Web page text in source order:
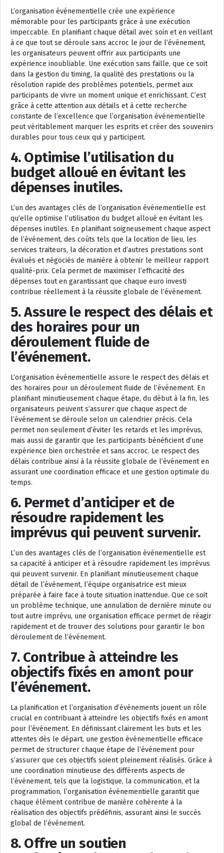
L’organisation événementielle crée une expérience
mémorable pour les participants grâce à une exécution
impeccable. En planifiant chaque détail avec soin et en veillant
à ce que tout se déroule sans accroc le jour de l’événement,
les organisateurs peuvent offrir aux participants une
expérience inoubliable. Une exécution sans faille, que ce soit
dans la gestion du timing, la qualité des prestations ou la
résolution rapide des problèmes potentiels, permet aux
participants de vivre un moment unique et enrichissant. C’est
grâce à cette attention aux détails et à cette recherche
constante de l’excellence que l’organisation événementielle
peut véritablement marquer les esprits et créer des souvenirs
durables pour tous ceux qui y participent.
4. Optimise l’utilisation du
budget alloué en évitant les
dépenses inutiles.
L’un des avantages clés de l’organisation événementielle est
qu’elle optimise l’utilisation du budget alloué en évitant les
dépenses inutiles. En planifiant soigneusement chaque aspect
de l’événement, des coûts tels que la location de lieu, les
services traiteurs, la décoration et d’autres prestations sont
évalués et négociés de manière à obtenir le meilleur rapport
qualité-prix. Cela permet de maximiser l’efficacité des
dépenses tout en garantissant que chaque euro investi
contribue réellement à la réussite globale de l’événement.
5. Assure le respect des délais et
des horaires pour un
déroulement fluide de
l’événement.
L’organisation événementielle assure le respect des délais et
des horaires pour un déroulement fluide de l’événement. En
planifiant minutieusement chaque étape, du début à la fin, les
organisateurs peuvent s’assurer que chaque aspect de
l’événement se déroule selon un calendrier précis. Cela
permet non seulement d’éviter les retards et les imprévus,
mais aussi de garantir que les participants bénéficient d’une
expérience bien orchestrée et sans accroc. Le respect des
délais contribue ainsi à la réussite globale de l’événement en
assurant une coordination efficace et une gestion optimale du
temps.
6. Permet d’anticiper et de
résoudre rapidement les
imprévus qui peuvent survenir.
L’un des avantages clés de l’organisation événementielle est
sa capacité à anticiper et à résoudre rapidement les imprévus
qui peuvent survenir. En planifiant minutieusement chaque
détail de l’événement, l’équipe organisatrice est mieux
préparée à faire face à toute situation inattendue. Que ce soit
un problème technique, une annulation de dernière minute ou
tout autre imprévu, une organisation efficace permet de réagir
rapidement et de trouver des solutions pour garantir le bon
déroulement de l’événement.
7. Contribue à atteindre les
objectifs fixés en amont pour
l’événement.
La planification et l’organisation d’événements jouent un rôle
crucial en contribuant à atteindre les objectifs fixés en amont
pour l’événement. En définissant clairement les buts et les
attentes dès le départ, une gestion événementielle efficace
permet de structurer chaque étape de l’événement pour
s’assurer que ces objectifs soient pleinement réalisés. Grâce à
une coordination minutieuse des différents aspects de
l’événement, tels que la logistique, la communication, et la
programmation, l’organisation événementielle garantit que
chaque élément contribue de manière cohérente à la
réalisation des objectifs prédéfinis, assurant ainsi le succès
global de l’événement.
8. Offre un soutien